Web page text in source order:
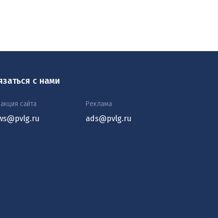
с нами
сайта Реклама
ads@pvlg.ru